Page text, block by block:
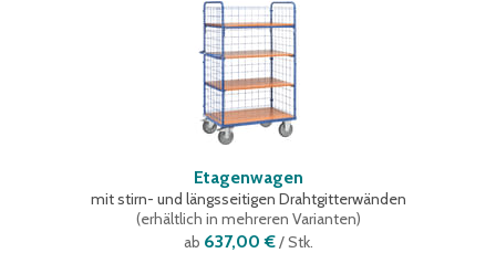
Etagenwagen
mit stirn- und längsseitigen Drahtgitterwänden
(erhältlich in mehreren Varianten)
ab 637,00 €/ Stk.